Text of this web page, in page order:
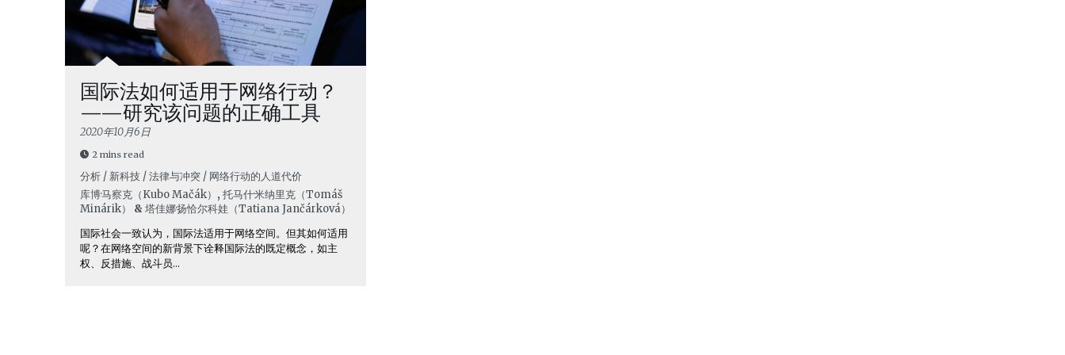
国际法如何适用于网络行动？
——研究该问题的正确工具
2020年10月6日
2 mins read
分析 / 新科技 / 法律与冲突 / 网络行动的人道代价
库博·马察克（Kubo Mačák） , 托马什·米纳里克（Tomáš
Minárik）
& 塔佳娜·扬恰尔科娃（Tatiana Jančárková）
国际社会一致认为，国际法适用于网络空间。但其如何适用
呢？在网络空间的新背景下诠释国际法的既定概念，如主
权、反措施、战斗员...